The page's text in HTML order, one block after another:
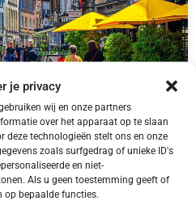
je privacy
wij en onze partners
over het apparaat op te slaan
deze technologieën stelt ons en onze
zoals surfgedrag of unieke ID's
en niet-
Als u geen toestemming geeft of
op bepaalde functies.
Tulip Inn Antwerpen